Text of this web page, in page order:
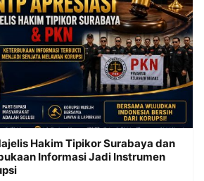
Hakim Tipikor Surabaya dan
Informasi Jadi Instrumen